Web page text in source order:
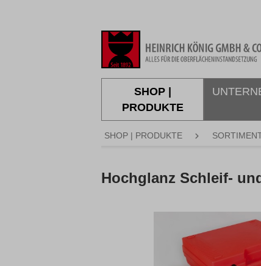
SHOP |
PRODUKTE
SHOP | PRODUKTE
Hochglanz Schleif-